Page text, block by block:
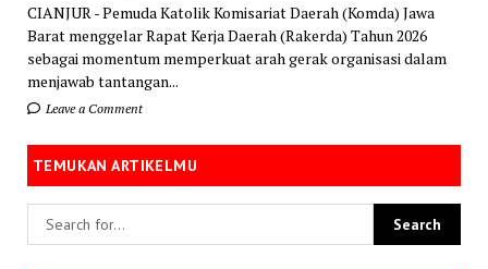
CIANJUR - Pemuda Katolik Komisariat Daerah (Komda) Jawa
Barat menggelar Rapat Kerja Daerah (Rakerda) Tahun 2026
sebagai momentum memperkuat arah gerak organisasi dalam
menjawab tantangan...
Leave a Comment
TEMUKAN ARTIKELMU